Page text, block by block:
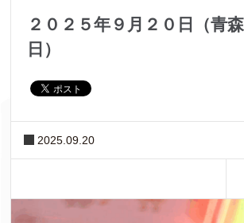
２０２５年９月２０日（青
日）
2025.09.20